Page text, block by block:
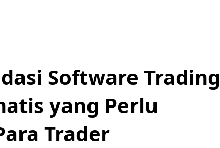
Software Trading
yang Perlu
Trader